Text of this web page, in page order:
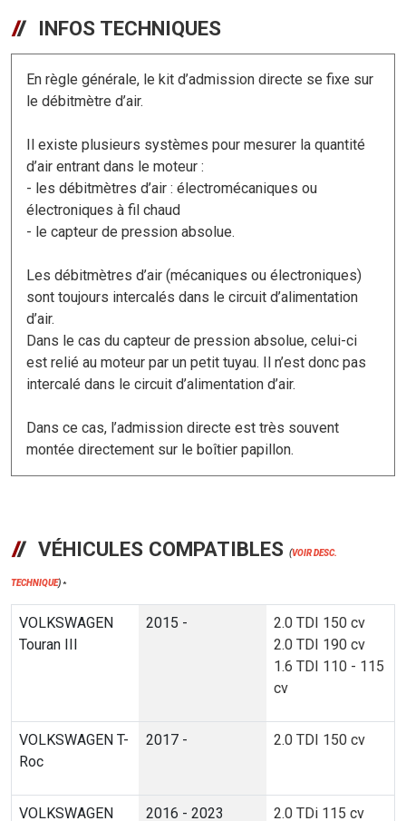
INFOS TECHNIQUES
En règle générale, le kit d’admission directe se fixe sur
le débitmètre d’air.
Il existe plusieurs systèmes pour mesurer la quantité
d’air entrant dans le moteur :
- les débitmètres d’air : électromécaniques ou
électroniques à fil chaud
- le capteur de pression absolue.
Les débitmètres d’air (mécaniques ou électroniques)
sont toujours intercalés dans le circuit d’alimentation
d’air.
Dans le cas du capteur de pression absolue, celui-ci
est relié au moteur par un petit tuyau. Il n’est donc pas
intercalé dans le circuit d’alimentation d’air.
Dans ce cas, l’admission directe est très souvent
montée directement sur le boîtier papillon.
VÉHICULES COMPATIBLES (VOIR DESC.
TECHNIQUE) *
VOLKSWAGEN
Touran III
2015 -
2.0 TDI 150 cv
2.0 TDI 190 cv
1.6 TDI 110 - 115
cv
VOLKSWAGEN T-
Roc
2017 - 2.0 TDI 150 cv
VOLKSWAGEN 2016 - 2023 2.0 TDi 115 cv